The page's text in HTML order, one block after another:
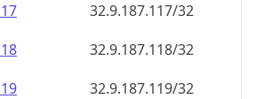
32.9.187.117/32
32.9.187.118/32
32.9.187.119/32